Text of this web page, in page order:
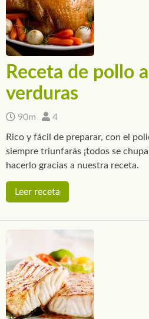
Receta de pollo
verduras
90m 4
Rico y fácil de preparar, con el
siempre triunfarás ¡todos se
hacerlo gracias a nuestra receta.
Leer receta